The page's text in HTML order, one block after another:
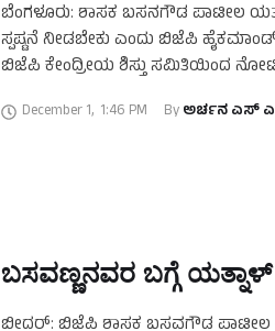
ಬೆಂಗಳೂರು: ಶಾಸಕ ಬಸನಗೌಡ ಪಾಟೀಲ
ಸ್ಪಷ್ಟನೆ ನೀಡಬೇಕು ಎಂದು ಬಿಜೆಪಿ
ಬಿಜೆಪಿ ಕೇಂದ್ರೀಯ ಶಿಸ್ತು ಸಮಿತಿಯಿಂದ
December 1, 1:46 PM By
ಬಸವಣ್ಣನವರ ಬಗ್ಗೆ